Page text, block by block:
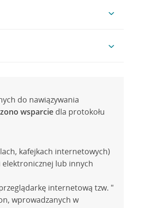
do nawiązywania
wsparcie dla protokołu
kafejkach internetowych)
elektronicznej lub innych
internetową tzw. "
wprowadzanych w